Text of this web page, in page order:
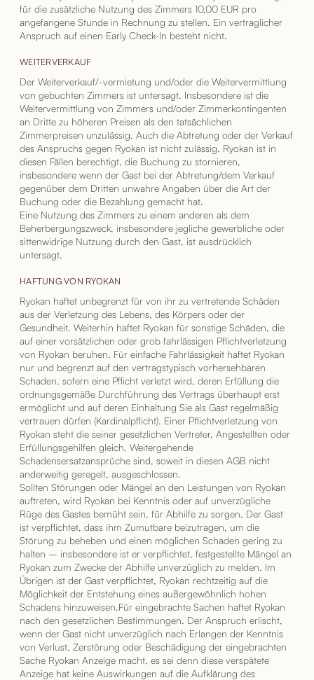
für die zusätzliche Nutzung des Zimmers 10,00 EUR pro
angefangene Stunde in Rechnung zu stellen. Ein vertraglicher
Anspruch auf einen Early Check-In besteht nicht.
WEITERVERKAUF
Der Weiterverkauf/-vermietung und/oder die Weitervermittlung
von gebuchten Zimmers ist untersagt. Insbesondere ist die
Weitervermittlung von Zimmers und/oder Zimmerkontingenten
an Dritte zu höheren Preisen als den tatsächlichen
Zimmerpreisen unzulässig. Auch die Abtretung oder der Verkauf
des Anspruchs gegen Ryokan ist nicht zulässig. Ryokan ist in
diesen Fällen berechtigt, die Buchung zu stornieren,
insbesondere wenn der Gast bei der Abtretung/dem Verkauf
gegenüber dem Dritten unwahre Angaben über die Art der
Buchung oder die Bezahlung gemacht hat.
Eine Nutzung des Zimmers zu einem anderen als dem
Beherbergungszweck, insbesondere jegliche gewerbliche oder
sittenwidrige Nutzung durch den Gast, ist ausdrücklich
untersagt.
HAFTUNG VON RYOKAN
Ryokan haftet unbegrenzt für von ihr zu vertretende Schäden
aus der Verletzung des Lebens, des Körpers oder der
Gesundheit. Weiterhin haftet Ryokan für sonstige Schäden, die
auf einer vorsätzlichen oder grob fahrlässigen Pflichtverletzung
von Ryokan beruhen. Für einfache Fahrlässigkeit haftet Ryokan
nur und begrenzt auf den vertragstypisch vorhersehbaren
Schaden, sofern eine Pflicht verletzt wird, deren Erfüllung die
ordnungsgemäße Durchführung des Vertrags überhaupt erst
ermöglicht und auf deren Einhaltung Sie als Gast regelmäßig
vertrauen dürfen (Kardinalpflicht). Einer Pflichtverletzung von
Ryokan steht die seiner gesetzlichen Vertreter, Angestellten oder
Erfüllungsgehilfen gleich. Weitergehende
Schadensersatzansprüche sind, soweit in diesen AGB nicht
anderweitig geregelt, ausgeschlossen.
Sollten Störungen oder Mängel an den Leistungen von Ryokan
auftreten, wird Ryokan bei Kenntnis oder auf unverzügliche
Rüge des Gastes bemüht sein, für Abhilfe zu sorgen. Der Gast
ist verpflichtet, dass ihm Zumutbare beizutragen, um die
Störung zu beheben und einen möglichen Schaden gering zu
halten – insbesondere ist er verpflichtet, festgestellte Mängel an
Ryokan zum Zwecke der Abhilfe unverzüglich zu melden. Im
Übrigen ist der Gast verpflichtet, Ryokan rechtzeitig auf die
Möglichkeit der Entstehung eines außergewöhnlich hohen
Schadens hinzuweisen.Für eingebrachte Sachen haftet Ryokan
nach den gesetzlichen Bestimmungen. Der Anspruch erlischt,
wenn der Gast nicht unverzüglich nach Erlangen der Kenntnis
von Verlust, Zerstörung oder Beschädigung der eingebrachten
Sache Ryokan Anzeige macht, es sei denn diese verspätete
Anzeige hat keine Auswirkungen auf die Aufklärung des